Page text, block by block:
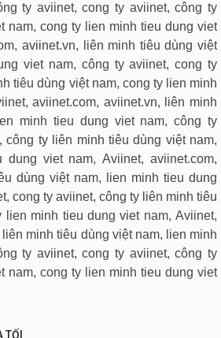
ty aviinet, cong ty aviinet, công ty
nam, cong ty lien minh tieu dung viet
aviinet.vn, liên minh tiêu dùng việt
viet nam, công ty aviinet, cong ty
tiêu dùng việt nam, cong ty lien minh
aviinet.com, aviinet.vn, liên minh
minh tieu dung viet nam, công ty
công ty liên minh tiêu dùng việt nam,
viet nam, Aviinet, aviinet.com,
dùng việt nam, lien minh tieu dung
cong ty aviinet, công ty liên minh tiêu
lien minh tieu dung viet nam, Aviinet,
minh tiêu dùng việt nam, lien minh
ty aviinet, cong ty aviinet, công ty
nam, cong ty lien minh tieu dung viet
TỐI